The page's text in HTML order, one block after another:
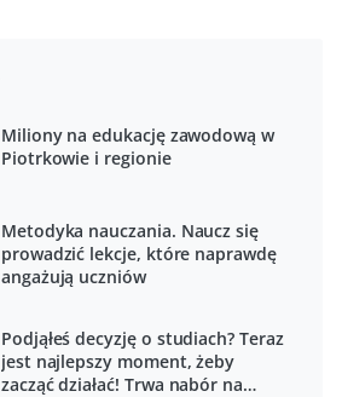
Miliony na edukację zawodową w
Piotrkowie i regionie
Metodyka nauczania. Naucz się
prowadzić lekcje, które naprawdę
angażują uczniów
Podjąłeś decyzję o studiach? Teraz
jest najlepszy moment, żeby
zacząć działać! Trwa nabór na